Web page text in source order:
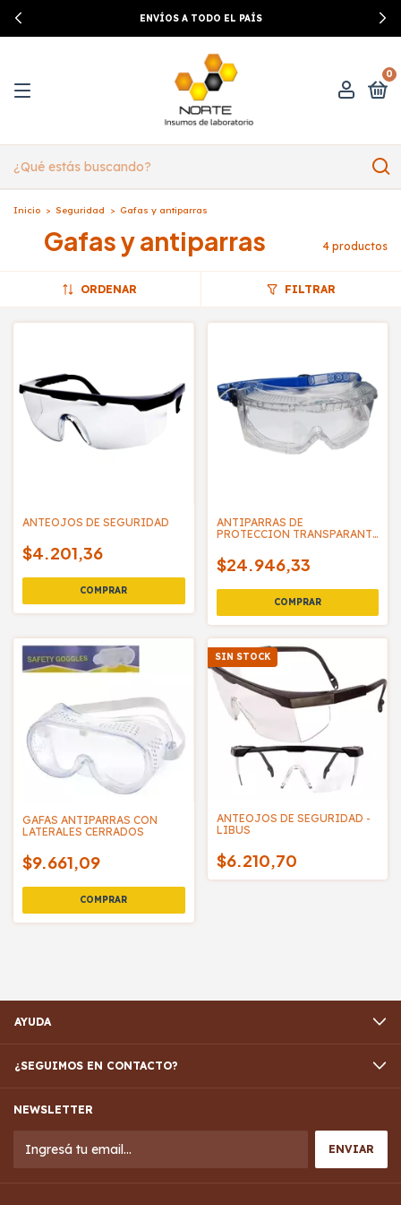
ENVÍOS A TODO EL PAÍS
0
Inicio > Seguridad > Gafas y antiparras
Gafas y antiparras 4 productos
ORDENAR FILTRAR
ANTEOJOS DE SEGURIDAD
$4.201,36
ANTIPARRAS DE
PROTECCION TRANSPARANTE
$24.946,33
GAFAS ANTIPARRAS CON
LATERALES CERRADOS
$9.661,09
SIN STOCK
ANTEOJOS DE SEGURIDAD -
LIBUS
$6.210,70
AYUDA
¿SEGUIMOS EN CONTACTO?
NEWSLETTER